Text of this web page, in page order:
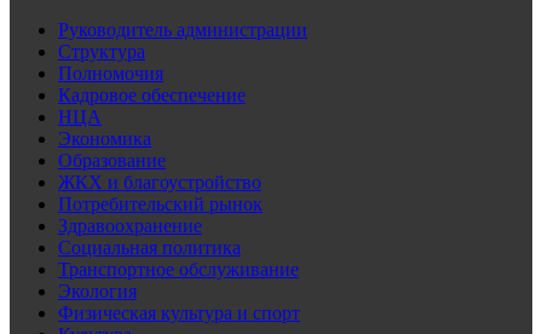
Руководитель администрации
Структура
Полномочия
Кадровое обеспечение
НЦА
Экономика
Образование
ЖКХ и благоустройство
Потребительский рынок
Здравоохранение
Социальная политика
Транспортное обслуживание
Экология
Физическая культура и спорт